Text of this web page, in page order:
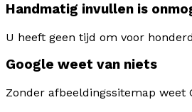
Handmatig invullen is
U heeft geen tijd om voor
Google weet van niets
Zonder afbeeldingssitemap weet